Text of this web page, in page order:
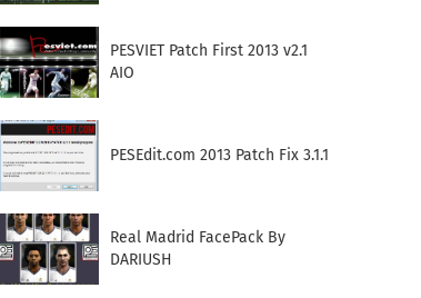
PESVIET Patch First 2013 v2.1
AIO
PESEdit.com 2013 Patch Fix 3.1.1
Real Madrid FacePack By
DARIUSH